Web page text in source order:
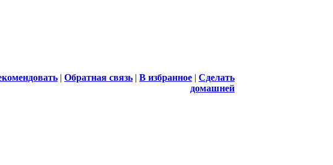
| Обратная связь | В избранное | Сделать
домашней